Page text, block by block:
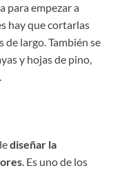
para empezar a
hay que cortarlas
largo. También se
y hojas de pino,
diseñar la
. Es uno de los